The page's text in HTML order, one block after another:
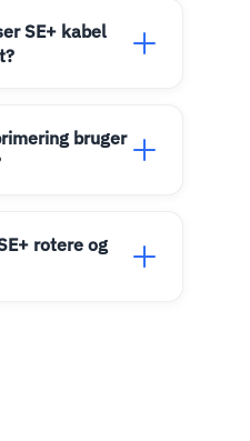
SE+ kabel
bruger
rotere og